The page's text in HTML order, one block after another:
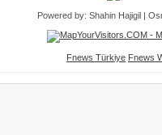
Powered by: Shahin Hajigil |
Fnews Türkiye Fnews